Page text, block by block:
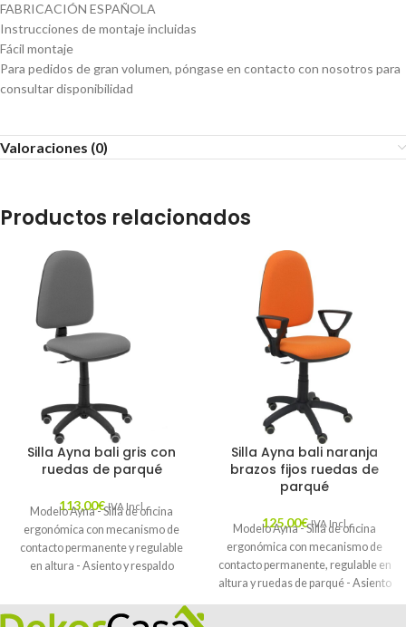
FABRICACIÓN ESPAÑOLA
Instrucciones de montaje incluidas
Fácil montaje
Para pedidos de gran volumen, póngase en contacto con nosotros para
consultar disponibilidad
Valoraciones (0)
Productos relacionados
Silla Ayna bali gris con
ruedas de parqué
113,00€ IVA Incl.
Modelo Ayna - Silla de oficina
ergonómica con mecanismo de
contacto permanente y regulable
en altura - Asiento y respaldo
ruedas de parqué
Silla Ayna bali naranja
brazos fijos ruedas de
parqué
125,00€ IVA Incl.
Modelo Ayna - Silla de oficina
ergonómica con mecanismo de
contacto permanente, regulable en
altura y ruedas de parqué - Asiento
y respaldo tapizados en tejido BALI